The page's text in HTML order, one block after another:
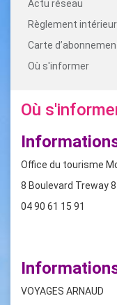
Actu réseau
Règlement
Carte
Où s'informer
Où
Office du tourisme
8 Boulevard Treway
04 90 61 15 91
VOYAGES ARNAUD